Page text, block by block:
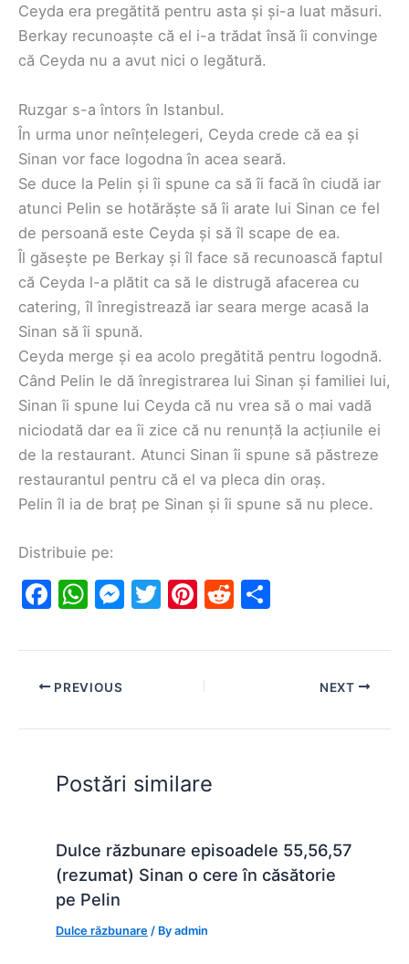
Ceyda era pregătită pentru asta și și-a luat măsuri.
Berkay recunoaște că el i-a trădat însă îi convinge
că Ceyda nu a avut nici o legătură.
Ruzgar s-a întors în Istanbul.
În urma unor neînțelegeri, Ceyda crede că ea și
Sinan vor face logodna în acea seară.
Se duce la Pelin și îi spune ca să îi facă în ciudă iar
atunci Pelin se hotărăște să îi arate lui Sinan ce fel
de persoană este Ceyda și să îl scape de ea.
Îl găsește pe Berkay și îl face să recunoască faptul
că Ceyda l-a plătit ca să le distrugă afacerea cu
catering, îl înregistrează iar seara merge acasă la
Sinan să îi spună.
Ceyda merge și ea acolo pregătită pentru logodnă.
Când Pelin le dă înregistrarea lui Sinan și familiei lui,
Sinan îi spune lui Ceyda că nu vrea să o mai vadă
niciodată dar ea îi zice că nu renunță la acțiunile ei
de la restaurant. Atunci Sinan îi spune să păstreze
restaurantul pentru că el va pleca din oraș.
Pelin îl ia de braț pe Sinan și îi spune să nu plece.
Distribuie pe:
F
c
e
o
o
k
W
at
s
p
p
M
s
n
g
er
T
itt
Pi
er
e
R
d ar
PREVIOUS NEXT
Postări similare
Dulce răzbunare episoadele 55,56,57
(rezumat) Sinan o cere în căsătorie
pe Pelin
Dulce răzbunare / Byadmin